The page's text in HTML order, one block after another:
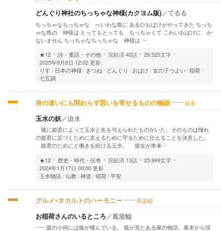
どんぐり神社のちっちゃな神様(カクヨム版)／てるる
ちっちゃなちっちゃな へいわな島に あるひおばけがやってきた ちっち
ゃな島の 神様は とってもとっても ちっちゃくて こわいおばけに か
ないません ちっちゃなちっちゃな 神様は …
★12
詩・童話・その他 完結済40話
29,525文字
2025年9月8日 12:02 更新
りす
日本の神様 きつね どんぐり おばけ 女の子つよい 稲荷
七五調
身の違いにも関わらず思いを寄せるものの物語 迫水
玉水の妖／迫水
後に姫君によって玉水と名を与えられたものがいた。そのものは憧れ
の姫君に近づくために支えるために守るために仕えることを決意した。
姫君のためにと働きを続ける玉水。 彼女が本来…
★12
歴史・時代・伝奇 完結済 13話
25,949文字
2024年1月17日 00:00 更新
玉水物語 仏教 神道 稲荷 平安
グルメ×オカルトのハーモニー 鳳濫觴
お稲荷さんのいるところ ／鳳濫觴
――庭の小祠には狐が棲んでいる。 狐が見たある家の物語。幕末から現